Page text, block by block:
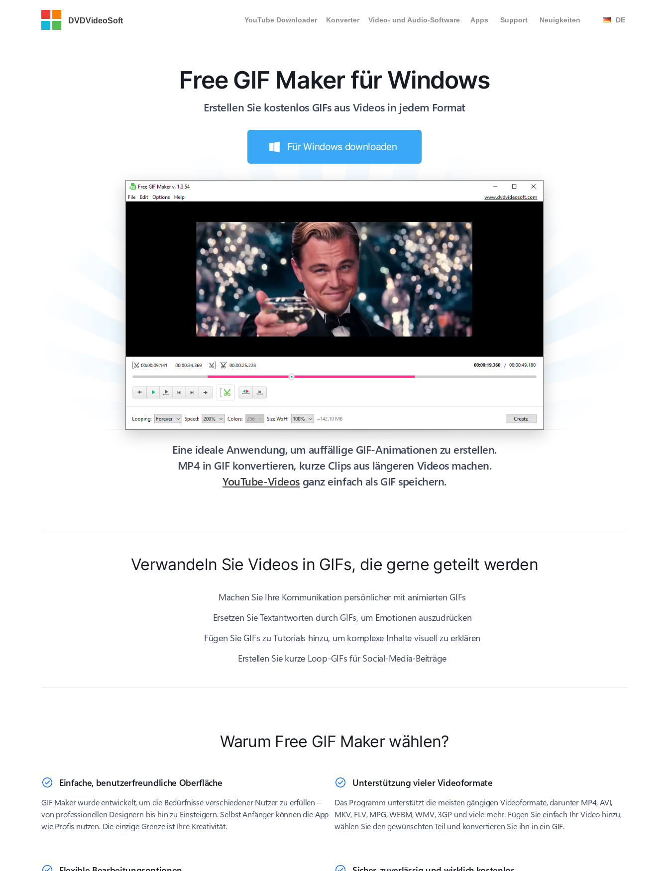
DVDVideoSoft YouTube Downloader Konverter Video- und Audio-Software Apps Support Neuigkeiten DE
Free GIF Maker für Windows
Erstellen Sie kostenlos GIFs aus Videos in jedem Format
Für Windows downloaden
Eine ideale Anwendung, um auffällige GIF-Animationen zu erstellen.
MP4 in GIF konvertieren, kurze Clips aus längeren Videos machen.
YouTube-Videosganz einfach als GIF speichern.
Verwandeln Sie Videos in GIFs, die gerne geteilt werden
Machen Sie Ihre Kommunikation persönlicher mit animierten GIFs
Ersetzen Sie Textantworten durch GIFs, um Emotionen auszudrücken
Fügen Sie GIFs zu Tutorials hinzu, um komplexe Inhalte visuell zu erklären
Erstellen Sie kurze Loop-GIFs für Social-Media-Beiträge
Warum Free GIF Maker wählen?
Einfache, benutzerfreundliche Oberfläche
GIF Maker wurde entwickelt, um die Bedürfnisse verschiedener Nutzer zu erfüllen –
von professionellen Designern bis hin zu Einsteigern. Selbst Anfänger können die App
wie Profis nutzen. Die einzige Grenze ist Ihre Kreativität.
Unterstützung vieler Videoformate
Das Programm unterstützt die meisten gängigen Videoformate, darunter MP4, AVI,
MKV, FLV, MPG, WEBM, WMV, 3GP und viele mehr. Fügen Sie einfach Ihr Video hinzu,
wählen Sie den gewünschten Teil und konvertieren Sie ihn in ein GIF.